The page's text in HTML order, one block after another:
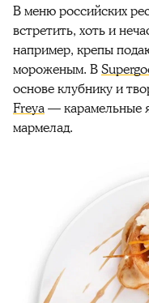
В меню российских
встретить, хоть и
например, крепы
мороженым. В
основе клубнику и
Freya— карамельные
мармелад.